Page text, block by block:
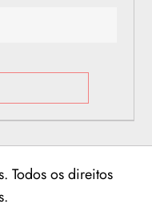
Todos os direitos